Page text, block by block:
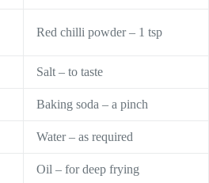
Red chilli powder – 1 tsp
Salt – to taste
Baking soda – a pinch
Water – as required
Oil – for deep frying